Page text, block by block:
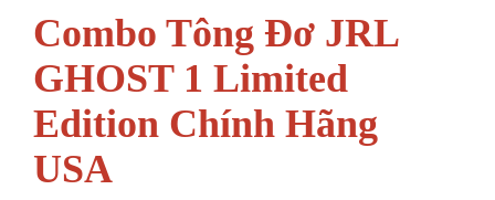
Combo Tông Đơ JRL
GHOST 1 Limited
Edition Chính Hãng
USA